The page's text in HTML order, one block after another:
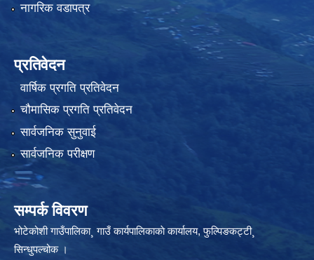
नागरिक वडापत्र
प्रतिवेदन
वार्षिक प्रगति प्रतिवेदन
चौमासिक प्रगति प्रतिवेदन
सार्वजनिक सुनुवाई
सार्वजनिक परीक्षण
सम्पर्क विवरण
भोटेकोशी गाउँपालिका¸ गाउँ कार्यपालिकाकाे कार्यालय, फुल्पिङकट्टी¸
सिन्धुपल्चोक ।